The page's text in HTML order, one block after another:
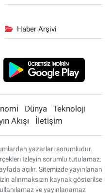
Haber Arşivi
Dünya
Teknoloji
Akışı İletişim
yazarları sorumludur.
İzleyin sorumlu tutulamaz.
açılır. Sitemizde yayınlanan
alınmaksızın kaynak gösterilse
ve yayınlanamaz